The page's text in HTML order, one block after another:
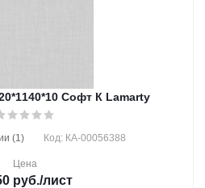
Софт К Lamarty
(1) Код: КА-00056388
Цена
руб./лист